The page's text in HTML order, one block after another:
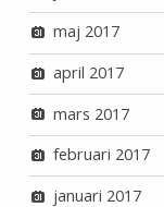
maj 2017
april 2017
mars 2017
februari 2017
januari 2017